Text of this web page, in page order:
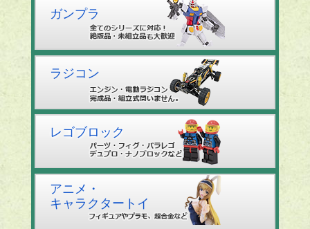
ガンプラ
ラジコン
レゴブロック
アニメ・
キャラクタートイ